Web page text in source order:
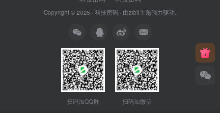
Copyright © 2025 · 科技密码 · 由zibll主题强力驱动.
扫码加QQ群 扫码加微信